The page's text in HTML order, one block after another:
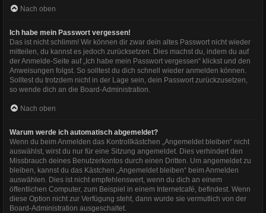
Nach oben
Ich habe mein Passwort vergessen!
Das ist nicht schlimm! Wir können dir zwar dein altes Passwort nicht wieder
mitteilen, du kannst es jedoch zurücksetzen. Dies machst du, indem du auf
der Anmelde-Seite auf „Ich habe mein Passwort vergessen“ klickst und den
Anweisungen folgst. So solltest du dich schnell wieder anmelden können.
Solltest du trotzdem nicht in der Lage sein, dein Passwort zurückzusetzen,
so wende dich an die Board-Administration.
Nach oben
Warum werde ich automatisch abgemeldet?
Wenn du beim Anmelden das Kontrollkästchen „Angemeldet bleiben“ nicht
auswählst, wirst du nur für eine Sitzung angemeldet. Dies verhindert den
Missbrauch deines Benutzerkontos durch einen Dritten. Um angemeldet zu
bleiben, kannst du das Kästchen „Angemeldet bleiben“ beim Anmelden
auswählen. Dies ist nicht empfehlenswert, wenn du dich an einem
öffentlichen Computer, zum Beispiel in einem Internetcafé, befindest. Wenn
diese Option nicht zur Verfügung steht, dann wurde sie vermutlich von der
Board-Administration ausgeschaltet.